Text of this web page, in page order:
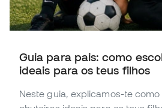
Guia para pais: como
ideais para os teus filhos
Neste guia, explicamos-te como